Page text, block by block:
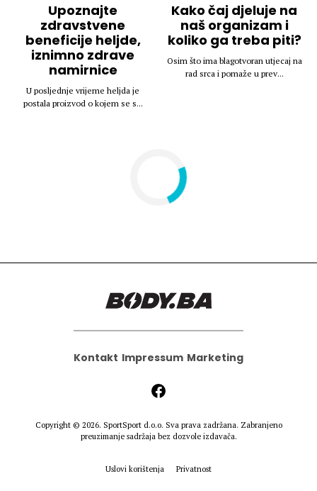
Upoznajte
zdravstvene
beneficije heljde,
iznimno zdrave
namirnice
U posljednje vrijeme heljda je
postala proizvod o kojem se s...
Kako čaj djeluje na
naš organizam i
koliko ga treba piti?
Osim što ima blagotvoran utjecaj na
rad srca i pomaže u prev...
Kontakt Impressum Marketing
Copyright © 2026. SportSport d.o.o. Sva prava zadržana. Zabranjeno
preuzimanje sadržaja bez dozvole izdavača.
Uslovi korištenja Privatnost